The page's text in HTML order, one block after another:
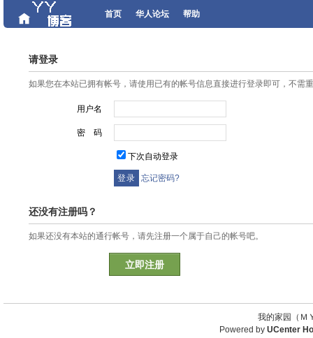
首页 华人论坛 帮助
请登录
如果您在本站已拥有帐号，请使用已有的帐号信息直接进行登录即可，不需
用户名
密 码
下次自动登录
忘记密码?
还没有注册吗？
如果还没有本站的通行帐号，请先注册一个属于自己的帐号吧。
立即注册
我的家园（
Powered by UCenter